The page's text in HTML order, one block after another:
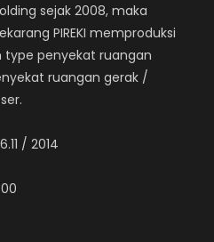
sejak 2008, maka
PIREKI memproduksi
type penyekat ruangan
ruangan gerak /
/ 2014